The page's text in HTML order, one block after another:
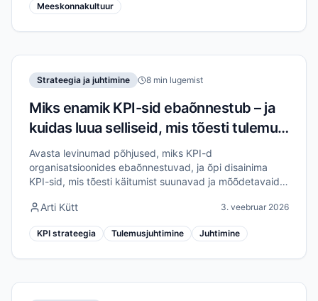
Meeskonnakultuur
Strateegia ja juhtimine 8 min lugemist
Miks enamik KPI-sid ebaõnnestub – ja
kuidas luua selliseid, mis tõesti tulemusi
toovad
Avasta levinumad põhjused, miks KPI-d
organisatsioonides ebaõnnestuvad, ja õpi disainima
KPI-sid, mis tõesti käitumist suunavad ja mõõdetavaid
Arti Kütt
3. veebruar 2026
KPI strateegia Tulemusjuhtimine Juhtimine